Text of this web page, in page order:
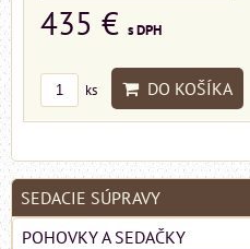
435 € s DPH
ks DO KOŠÍKA
SEDACIE SÚPRAVY
POHOVKY A SEDAČKY